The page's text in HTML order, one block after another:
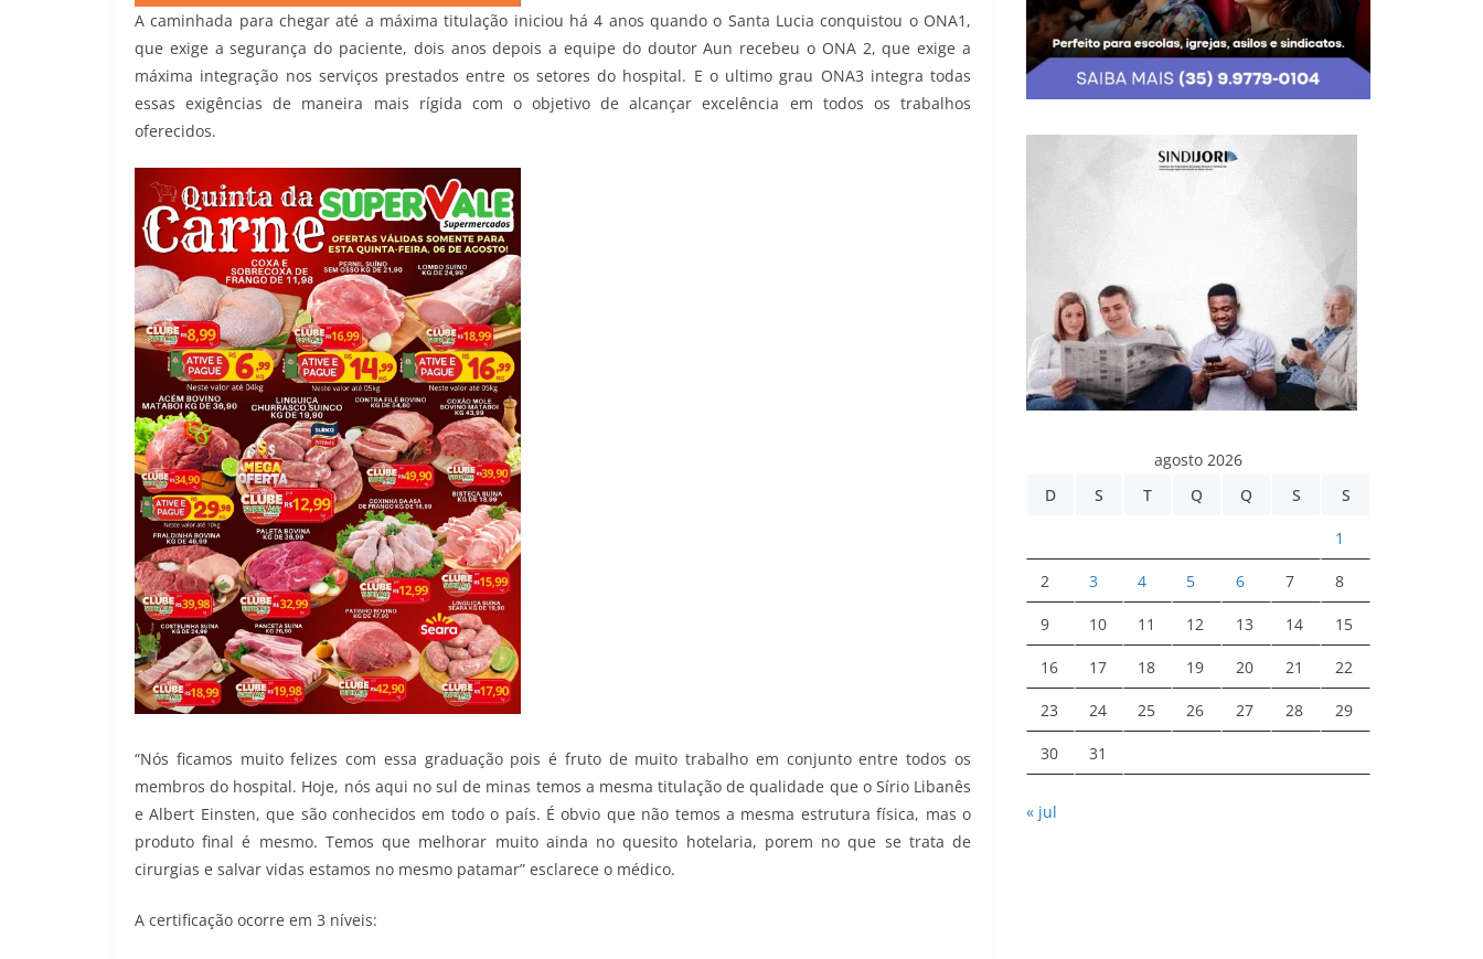
A caminhada para chegar até a máxima titulação iniciou há 4 anos quando o Santa Lucia conquistou o ONA1,
que exige a segurança do paciente, dois anos depois a equipe do doutor Aun recebeu o ONA 2, que exige a
máxima integração nos serviços prestados entre os setores do hospital. E o ultimo grau ONA3 integra todas
essas exigências de maneira mais rígida com o objetivo de alcançar excelência em todos os trabalhos
oferecidos.
“Nós ficamos muito felizes com essa graduação pois é fruto de muito trabalho em conjunto entre todos os
membros do hospital. Hoje, nós aqui no sul de minas temos a mesma titulação de qualidade que o Sírio Libanês
e Albert Einsten, que são conhecidos em todo o país. É obvio que não temos a mesma estrutura física, mas o
produto final é mesmo. Temos que melhorar muito ainda no quesito hotelaria, porem no que se trata de
cirurgias e salvar vidas estamos no mesmo patamar” esclarece o médico.
A certificação ocorre em 3 níveis:
agosto 2026
D
S T Q Q S S
1
2 3 4 5 6 7 8
9 10 11 12 13 14 15
16 17 18 19 20 21 22
23 24 25 26 27 28 29
30 31
« jul